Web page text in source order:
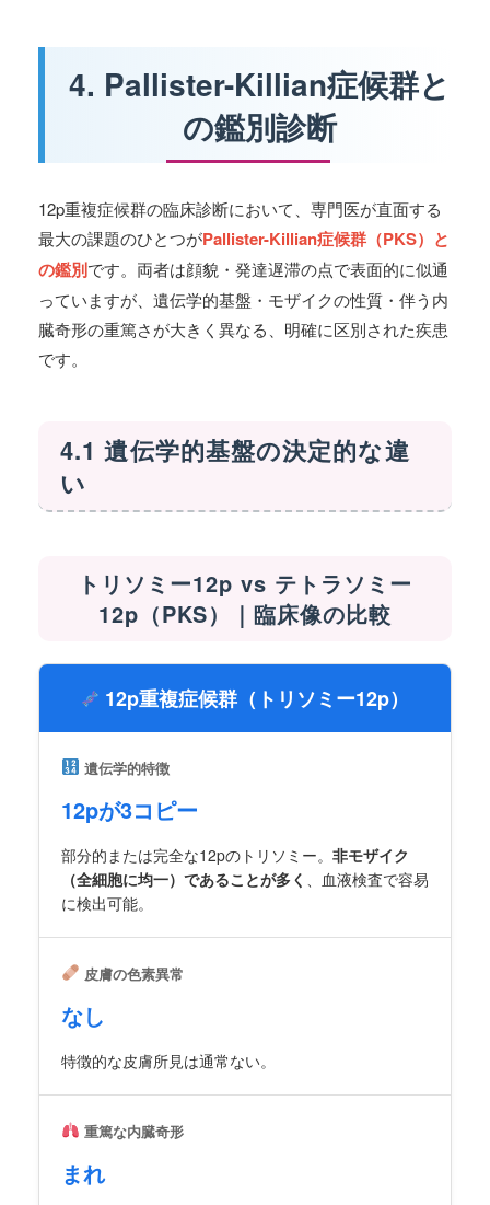
4. Pallister-Killian症候群と
の鑑別診断
12p重複症候群の臨床診断において、専門医が直面する
最大の課題のひとつがPallister-Killian症候群（PKS）と
の鑑別です。両者は顔貌・発達遅滞の点で表面的に似通
っていますが、遺伝学的基盤・モザイクの性質・伴う内
臓奇形の重篤さが大きく異なる、明確に区別された疾患
です。
4.1 遺伝学的基盤の決定的な違
い
トリソミー12p vs テトラソミー
12p（PKS）｜臨床像の比較
12p重複症候群（トリソミー12p）
遺伝学的特徴
12pが3コピー
部分的または完全な12pのトリソミー。 非モザイク
（全細胞に均一）であることが多く
、血液検査で容易
に検出可能。
皮膚の色素異常
なし
特徴的な皮膚所見は通常ない。
重篤な内臓奇形
まれ